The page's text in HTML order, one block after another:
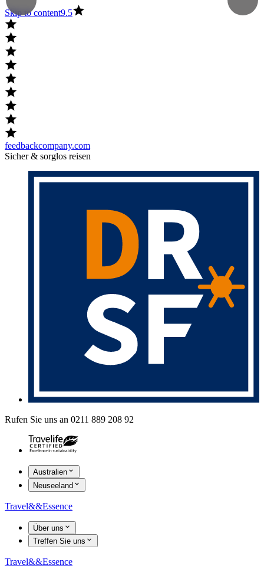
Skip to content9.5
feedbackcompany.com
Sicher & sorglos reisen
Rufen Sie uns an 0211 889 208 92
Australien
Neuseeland
Travel&&Essence
Über uns
Treffen Sie uns
Travel&&Essence